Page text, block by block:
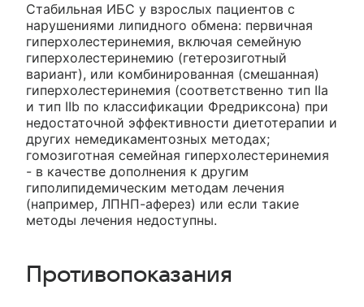
Стабильная ИБС у взрослых пациентов с
нарушениями липидного обмена: первичная
гиперхолестеринемия, включая семейную
гиперхолестеринемию (гетерозиготный
вариант), или комбинированная (смешанная)
гиперхолестеринемия (соответственно тип IIа
и тип IIb по классификации Фредриксона) при
недостаточной эффективности диетотерапии и
других немедикаментозных методах;
гомозиготная семейная гиперхолестеринемия
- в качестве дополнения к другим
гиполипидемическим методам лечения
(например, ЛПНП-аферез) или если такие
методы лечения недоступны.
Противопоказания